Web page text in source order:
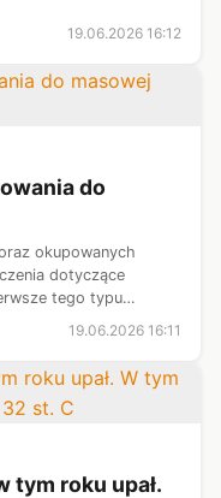
19.06.2026 16:12
do
okupowanych
dotyczące
tego typu
19.06.2026 16:11
tym roku upał.